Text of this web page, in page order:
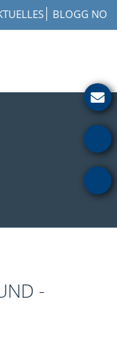
BLOGG NO
-